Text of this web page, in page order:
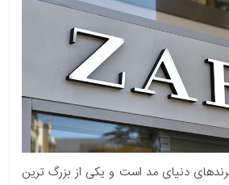
دنیای مد است و یکی از بزرگ ترین